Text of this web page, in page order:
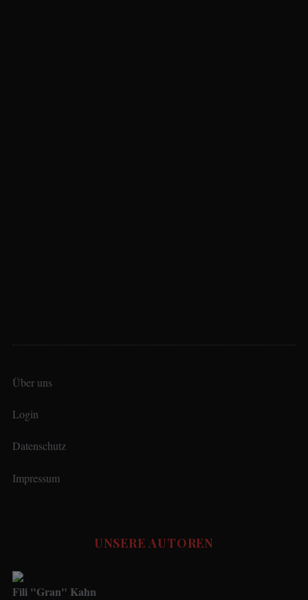
Über uns
Login
Datenschutz
Impressum
UNSERE AUTOREN
Fili "Gran" Kahn